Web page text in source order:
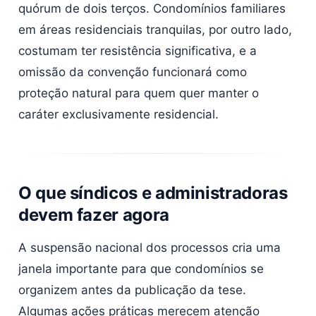
quórum de dois terços. Condomínios familiares
em áreas residenciais tranquilas, por outro lado,
costumam ter resistência significativa, e a
omissão da convenção funcionará como
proteção natural para quem quer manter o
caráter exclusivamente residencial.
O que síndicos e administradoras
devem fazer agora
A suspensão nacional dos processos cria uma
janela importante para que condomínios se
organizem antes da publicação da tese.
Algumas ações práticas merecem atenção